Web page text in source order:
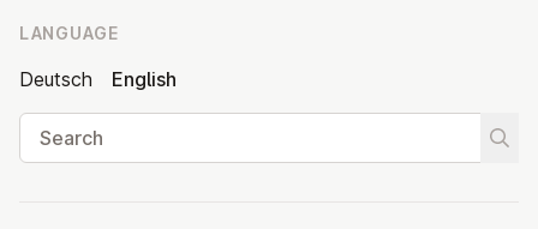
LANGUAGE
Deutsch
English
Search